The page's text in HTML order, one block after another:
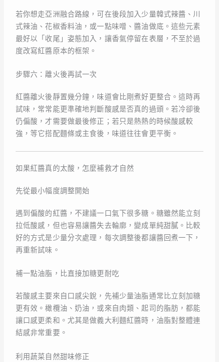
若你想走亞洲融合路線，可在後段加入少量韓式辣醬、川
式辣油、花椒香料油，或一點味噌、醬油做底。這些元素
最好以「收尾」姿態加入，讓香氣停留在表層，不至於過
度改寫紅醬原本的框架。
步驟六：離火後再試一次
紅醬離火後靜置幾分鐘，味道會比剛煮好更整合。這時再
試味，常常能更準確地判斷酸感是否真的過頭。若冷卻後
仍偏酸，才需要做最後修正；若只是熱熱的時候酸感較
強，等它搭配麵條或主食後，味道往往會更平衡。
如果紅醬真的太酸，怎麼補救才自然
先從最小幅度調整開始
遇到偏酸的紅醬，不建議一口氣下很多糖。糖雖然能立刻
拉低酸感，但也容易讓醬失去輪廓，變成單純甜膩。比較
好的方式是少量分次處理，每次調整後都讓醬回煮一下，
再重新試味。
補一點油脂，比直接加糖更耐吃
若酸感主要來自口感尖銳，先補少量油脂通常比立刻加糖
更有效。橄欖油、奶油，或來自肉類、起司的脂肪，都能
讓口感更柔和。尤其是做義大利麵紅醬時，油脂對整體連
結感非常重要。
利用蔬菜自然甜味修正